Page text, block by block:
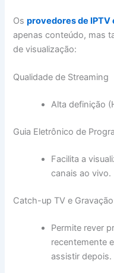
Osprovedores de IPTV
apenas conteúdo, mas
de visualização:
Qualidade de Streaming
Alta definição
Guia Eletrônico de
Facilita a
canais ao vivo.
Catch-up TV e Gravação
Permite rever
recentemente
assistir depois.